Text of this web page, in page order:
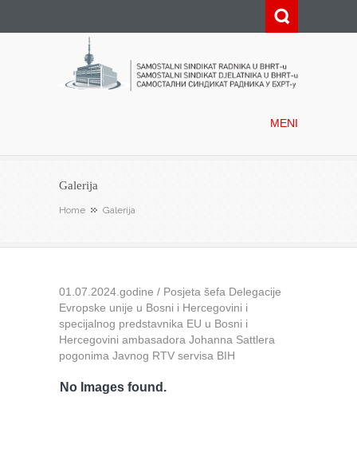
MENI
Galerija
Home Galerija
01.07.2024.godine / Posjeta šefa Delegacije
Evropske unije u Bosni i Hercegovini i
specijalnog predstavnika EU u Bosni i
Hercegovini ambasadora Johanna Sattlera
pogonima Javnog RTV servisa BIH
No Images found.